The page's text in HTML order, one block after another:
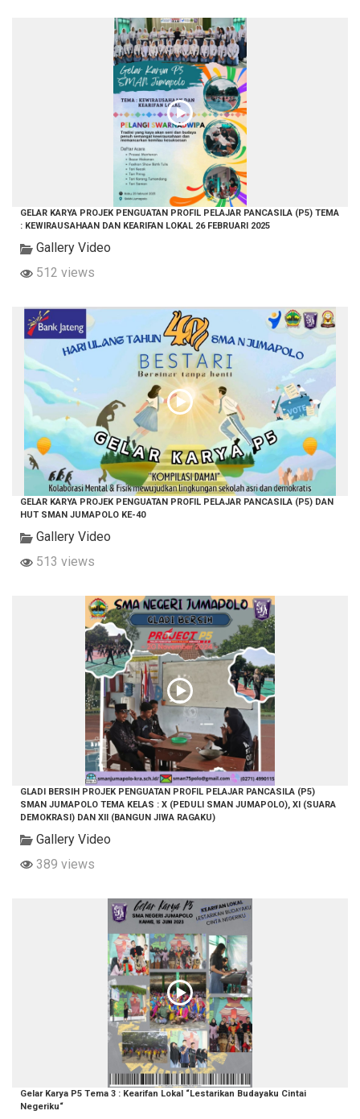
GELAR KARYA PROJEK PENGUATAN PROFIL PELAJAR PANCASILA (P5) TEMA
: KEWIRAUSAHAAN DAN KEARIFAN LOKAL 26 FEBRUARI 2025
Gallery Video
512 views
GELAR KARYA PROJEK PENGUATAN PROFIL PELAJAR PANCASILA (P5) DAN
HUT SMAN JUMAPOLO KE-40
Gallery Video
513 views
GLADI BERSIH PROJEK PENGUATAN PROFIL PELAJAR PANCASILA (P5)
SMAN JUMAPOLO TEMA KELAS : X (PEDULI SMAN JUMAPOLO), XI (SUARA
DEMOKRASI) DAN XII (BANGUN JIWA RAGAKU)
Gallery Video
389 views
Gelar Karya P5 Tema 3 : Kearifan Lokal “Lestarikan Budayaku Cintai
Negeriku“